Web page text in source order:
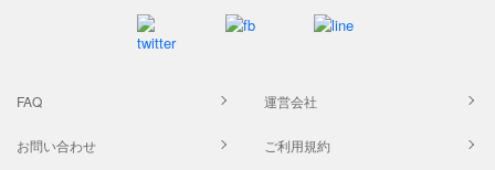
FAQ 運営会社
お問い合わせ ご利用規約